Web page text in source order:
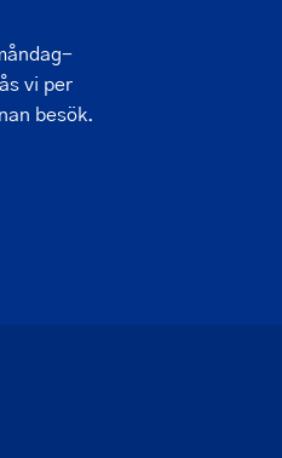
vi per
besök.